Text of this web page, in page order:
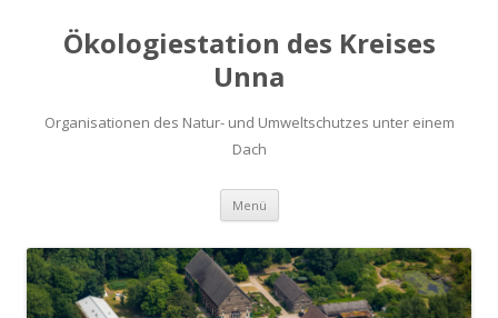
Ökologiestation des Kreises
Unna
Organisationen des Natur- und Umweltschutzes unter einem
Dach
Menü Zum
springen